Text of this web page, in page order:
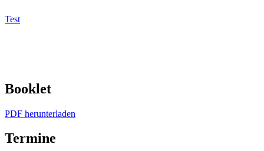
Test
Booklet
PDF herunterladen
Termine